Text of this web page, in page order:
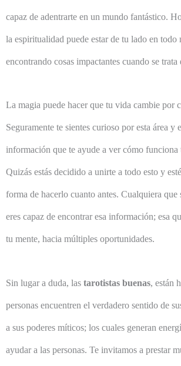
capaz de adentrarte en un mundo fantástico.
la espiritualidad puede estar de tu lado en todo
encontrando cosas impactantes cuando se trata
La magia puede hacer que tu vida cambie por
Seguramente te sientes curioso por esta área y
información que te ayude a ver cómo funciona
Quizás estás decidido a unirte a todo esto y
forma de hacerlo cuanto antes. Cualquiera que
eres capaz de encontrar esa información; esa
tu mente, hacia múltiples oportunidades.
Sin lugar a duda, las tarotistas buenas, están
personas encuentren el verdadero sentido de
a sus poderes míticos; los cuales generan
ayudar a las personas. Te invitamos a prestar